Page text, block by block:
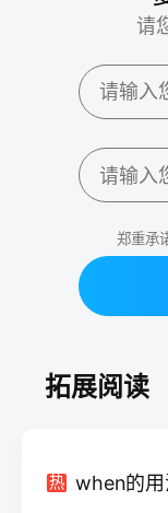
请
郑重承
拓展阅读
热